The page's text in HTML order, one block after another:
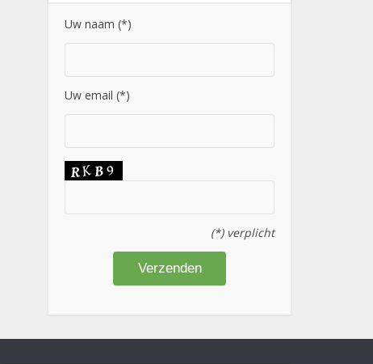
Uw naam (*)
Uw email (*)
(*) verplicht